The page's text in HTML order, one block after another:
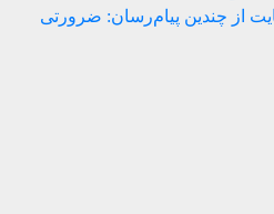
از چندین پیام‌رسان: ضرورتی